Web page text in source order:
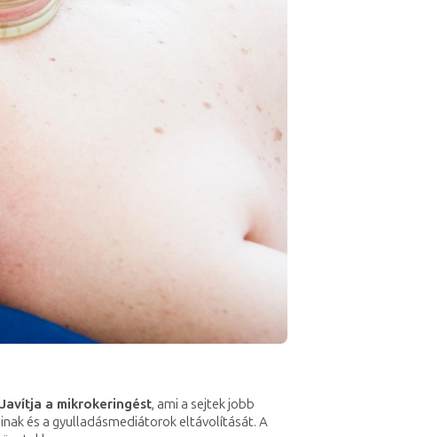
Javítja a mikrokeringést, ami a sejtek jobb
és a gyulladásmediátorok eltávolítását. A